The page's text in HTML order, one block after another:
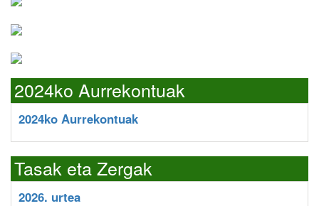
2024ko Aurrekontuak
2024ko Aurrekontuak
Tasak eta Zergak
2026. urtea